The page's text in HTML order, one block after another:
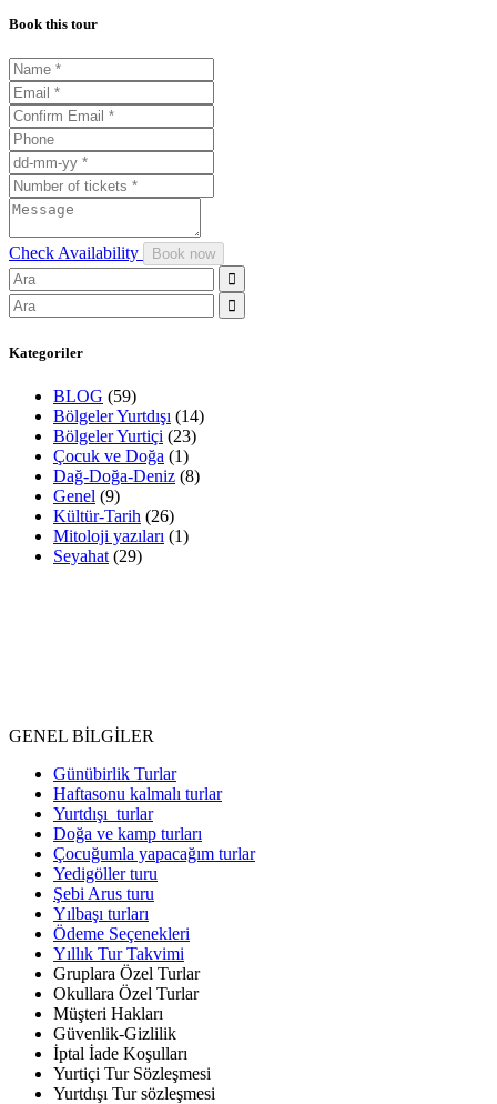
Book this tour
Check Availability
Kategoriler
BLOG (59)
Bölgeler Yurtdışı (14)
Bölgeler Yurtiçi (23)
Çocuk ve Doğa (1)
Dağ-Doğa-Deniz (8)
Genel (9)
Kültür-Tarih (26)
Mitoloji yazıları (1)
Seyahat (29)
GENEL BİLGİLER
Günübirlik Turlar
Haftasonu kalmalı turlar
Yurtdışı turlar
Doğa ve kamp turları
Çocuğumla yapacağım turlar
Yedigöller turu
Şebi Arus turu
Yılbaşı turları
Ödeme Seçenekleri
Yıllık Tur Takvimi
Gruplara Özel Turlar
Okullara Özel Turlar
Müşteri Hakları
Güvenlik-Gizlilik
İptal İade Koşulları
Yurtiçi Tur Sözleşmesi
Yurtdışı Tur sözleşmesi